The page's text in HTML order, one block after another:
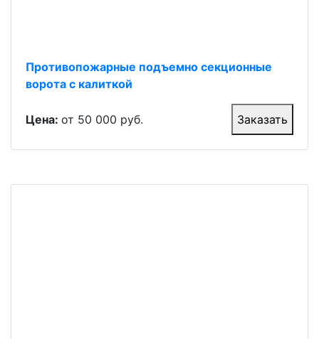
Противопожарные подъемно секционные
ворота с калиткой
Цена: от 50 000 руб. Заказать